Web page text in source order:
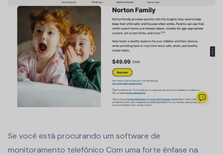
Se você está procurando um software de
monitoramento telefônico Com uma forte ênfase na